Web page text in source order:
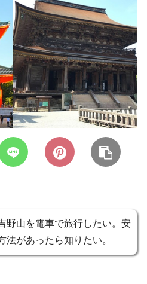
野山を電車で旅行したい。安
法があったら知りたい。